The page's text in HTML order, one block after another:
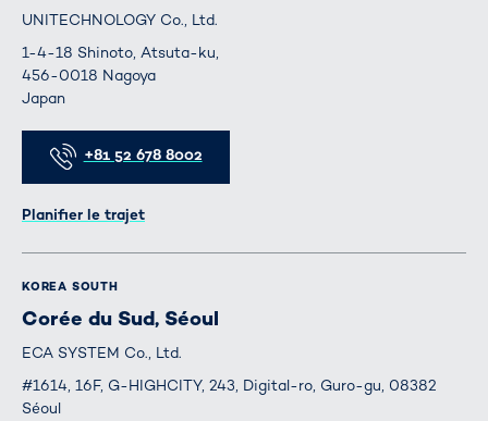
UNITECHNOLOGY Co., Ltd.
1-4-18 Shinoto, Atsuta-ku,
456-0018 Nagoya
Japan
Téléphone
+81 52 678 8002
Itinéraire
Planifier le trajet
KOREA SOUTH
Corée du Sud, Séoul
ECA SYSTEM Co., Ltd.
#1614, 16F, G-HIGHCITY, 243, Digital-ro, Guro-gu, 08382
Séoul